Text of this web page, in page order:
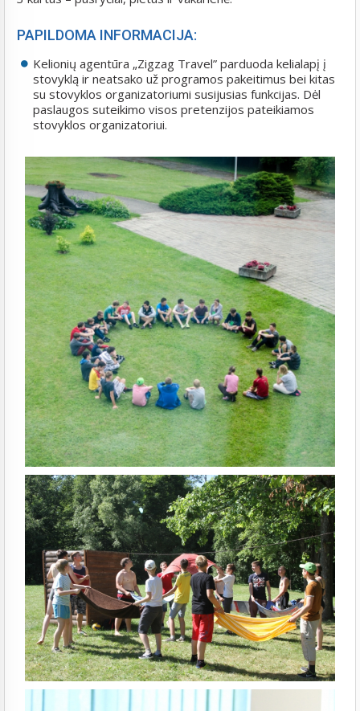
PAPILDOMA INFORMACIJA:
Kelionių agentūra „Zigzag Travel” parduoda kelialapį į
stovyklą ir neatsako už programos pakeitimus bei kitas
su stovyklos organizatoriumi susijusias funkcijas. Dėl
paslaugos suteikimo visos pretenzijos pateikiamos
stovyklos organizatoriui.